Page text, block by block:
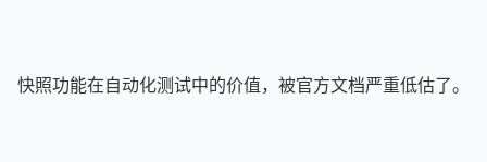
快照功能在自动化测试中的价值，被官方文档严重低估了。